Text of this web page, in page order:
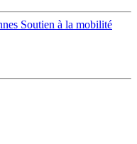
Soutien à la mobilité